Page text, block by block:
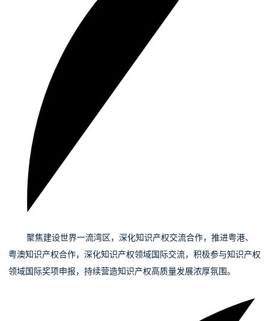
聚焦建设世界一流湾区， 深化知识产权交流合作，推进粤港、
粤澳知识产权合作，深化知识产权领域国际交流，积极参与知识产权
领域国际奖项申报，持续营造知识产权高质量发展浓厚氛围。